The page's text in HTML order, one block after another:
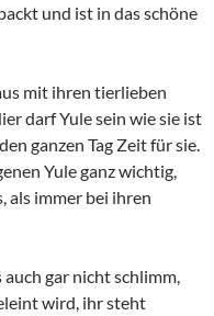
und ist in das schöne
mit ihren tierlieben
darf Yule sein wie sie ist
ganzen Tag Zeit für sie.
Yule ganz wichtig,
als immer bei ihren
gar nicht schlimm,
wird, ihr steht